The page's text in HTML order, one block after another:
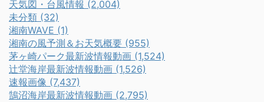
天気図・台風情報 (2,004)
未分類 (32)
湘南WAVE (1)
湘南の風予測＆お天気概要 (955)
茅ヶ崎パーク最新波情報動画 (1,524)
辻堂海岸最新波情報動画 (1,526)
速報画像 (7,437)
鵠沼海岸最新波情報動画 (2,795)